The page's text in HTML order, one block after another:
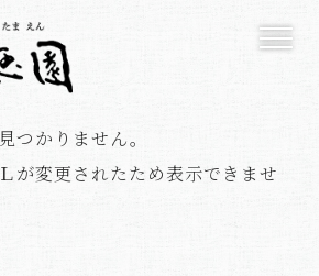
つかりません。
が変更されたため表示できませ